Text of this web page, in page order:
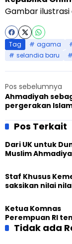
Gambar ilustrasi
Tag agama
selandia baru
Pos sebelumnya
Ahmadiyah
pergerakan
Malaka
Pos Terkait
Dari UK untuk
Muslim
Kemanusiaan
Staf Khusus
saksikan nilai
Internasional
Ahmadiyah UK
Ketua Komnas
Perempuan RI
optimisme
Tidak ada